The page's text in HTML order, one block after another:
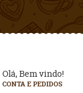
Olá, Bem vindo!
CONTA E PEDIDOS